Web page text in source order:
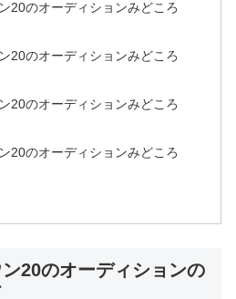
20のオーディションみどころ
20のオーディションみどころ
20のオーディションみどころ
20のオーディションみどころ
20のオーディションの